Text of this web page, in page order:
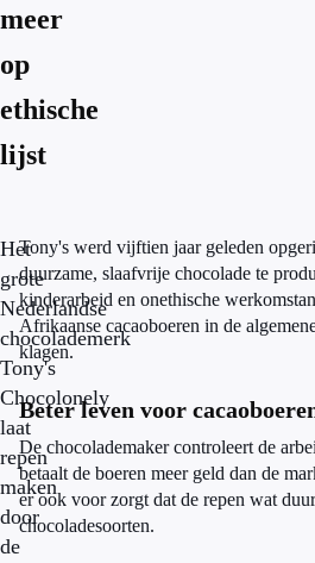
meer
op
ethische
lijst
Het
grote
Nederlandse
chocolademerk
Tony's
Chocolonely
laat
repen
maken
door
de
Tony's werd vijftien jaar geleden
duurzame, slaafvrije chocolade te
kinderarbeid en onethische
Afrikaanse cacaoboeren in de
klagen.
Beter leven voor
De chocolademaker controleert de
betaalt de boeren meer geld dan de
er ook voor zorgt dat de repen wat
chocoladesoorten.